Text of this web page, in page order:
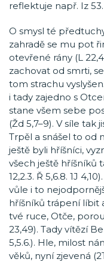
reflektuje např. Iz 53.
O smysl té
zahradě se mu pot
otevřené rány (L
zachovat od smrti,
tom strachu
i tady zajedno s
stane všem sebe
(Žd 5,7–9). V síle tak
Trpěl a snášel to od
ještě byli hříšníci,
všech ještě hříšníků
12,2.3. Ř 5,6.8. 1J
vůle i to
hříšníků trápení líbit
tvé ruce, Otče,
23,49). Tady vítězí
5,5.6.). Hle, milost
věků, nyní zjevená